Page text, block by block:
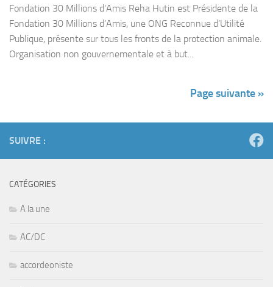
Fondation 30 Millions d’Amis Reha Hutin est Présidente de la
Fondation 30 Millions d’Amis, une ONG Reconnue d’Utilité
Publique, présente sur tous les fronts de la protection animale.
Organisation non gouvernementale et à but...
Page suivante »
SUIVRE :
CATÉGORIES
A la une
AC/DC
accordeoniste